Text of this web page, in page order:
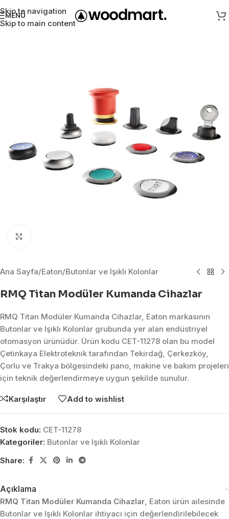
Skip to navigation
Skip to main content
MENÜ
Ana Sayfa/Eaton/Butonlar ve Işıklı Kolonlar
RMQ Titan Modüler Kumanda Cihazlar
RMQ Titan Modüler Kumanda Cihazlar, Eaton markasının
Butonlar ve Işıklı Kolonlar grubunda yer alan endüstriyel
otomasyon ürünüdür. Ürün kodu CET-11278 olan bu model
Çetinkaya Elektroteknik tarafından Tekirdağ, Çerkezköy,
Çorlu ve Trakya bölgesindeki pano, makine ve bakım projeleri
için teknik değerlendirmeye uygun şekilde sunulur.
Karşılaştır Add to wishlist
Stok kodu: CET-11278
Kategoriler: Butonlar ve Işıklı Kolonlar
Share:
Açıklama
RMQ Titan Modüler Kumanda Cihazlar, Eaton ürün ailesinde
Butonlar ve Işıklı Kolonlar ihtiyacı için değerlendirilebilecek